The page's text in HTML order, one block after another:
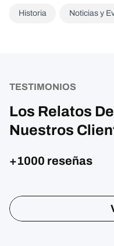
Historia Noticias y
TESTIMONIOS
Los Relatos
Nuestros
+1000 reseñas